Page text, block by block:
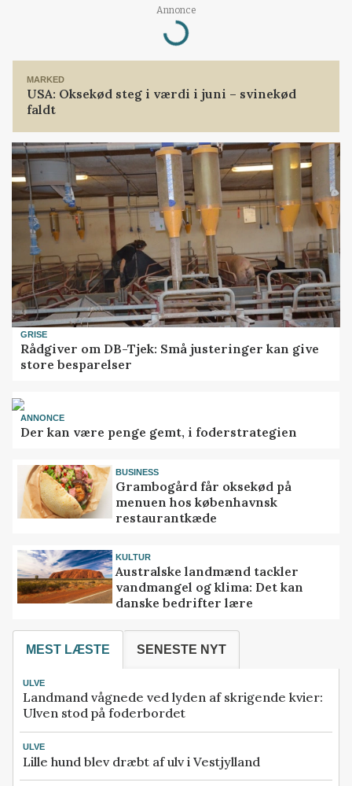
Annonce
Loading...
MARKED
USA: Oksekød steg i værdi i juni – svinekød
faldt
GRISE
Rådgiver om DB-Tjek: Små justeringer kan give
store besparelser
ANNONCE
Der kan være penge gemt, i foderstrategien
BUSINESS
Grambogård får oksekød på
menuen hos københavnsk
restaurantkæde
KULTUR
Australske landmænd tackler
vandmangel og klima: Det kan
danske bedrifter lære
MEST LÆSTE SENESTE NYT
ULVE
Landmand vågnede ved lyden af skrigende kvier:
Ulven stod på foderbordet
ULVE
Lille hund blev dræbt af ulv i Vestjylland